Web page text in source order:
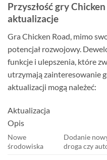
Przyszłość gry
aktualizacje
Gra Chicken Road, mimo
potencjał rozwojowy.
funkcje i ulepszenia, które
utrzymają zainteresowanie
aktualizacji mogą należeć:
Aktualizacja
Opis
Nowe
środowiska
Dodanie
droga czy